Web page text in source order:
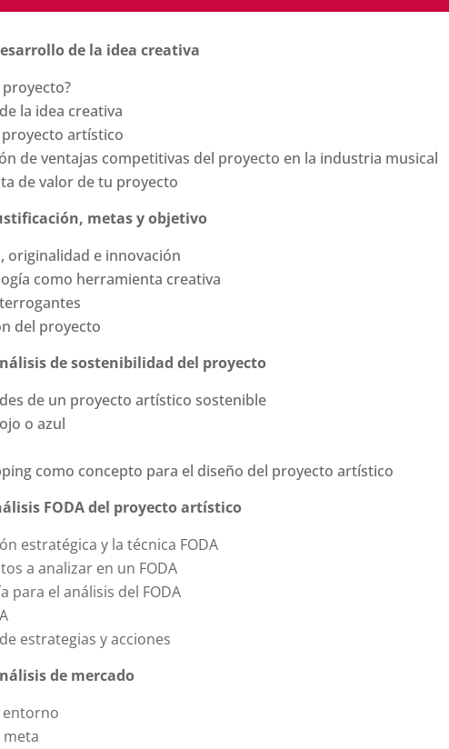
de la idea creativa
proyecto?
la idea creativa
artístico
de ventajas competitivas del proyecto en la industria musical
de valor de tu proyecto
metas y objetivo
originalidad e innovación
como herramienta creativa
del proyecto
de sostenibilidad del proyecto
de un proyecto artístico sostenible
o azul
como concepto para el diseño del proyecto artístico
FODA del proyecto artístico
estratégica y la técnica FODA
a analizar en un FODA
para el análisis del FODA
estrategias y acciones
de mercado
entorno
meta